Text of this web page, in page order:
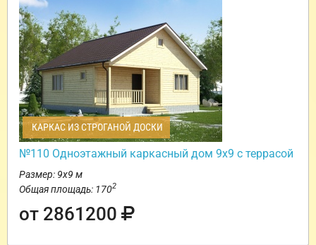
КАРКАС ИЗ СТРОГАНОЙ ДОСКИ
№110 Одноэтажный каркасный дом 9х9 с террасой
Размер: 9х9 м
Общая площадь: 1702
от 2861200